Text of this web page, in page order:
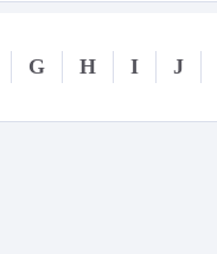
G H I J